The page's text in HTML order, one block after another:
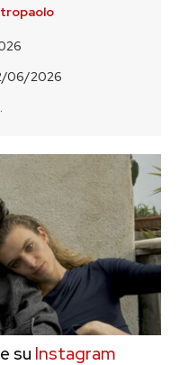
06/2026
e su Instagram